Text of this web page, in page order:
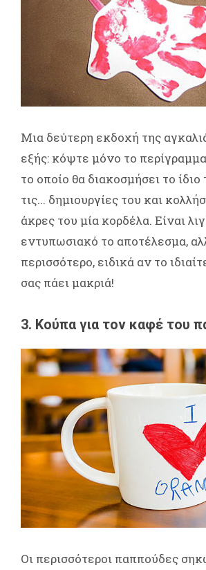
Μια δεύτερη εκδοχή της
εξής: κόψτε μόνο το
το οποίο θα διακοσμήσει το ίδιο
τις... δημιουργίες του και
άκρες του μία κορδέλα. Είναι
εντυπωσιακό το αποτέλεσμα,
περισσότερο, ειδικά αν το
σας πάει μακριά!
3. Κούπα για τον καφέ του
Οι περισσότεροι παππούδες